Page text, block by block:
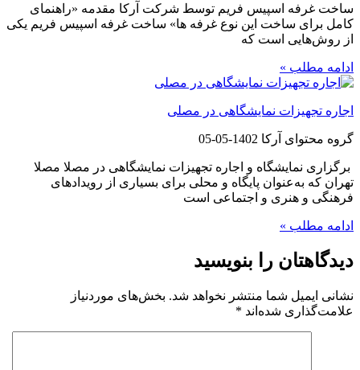
ساخت غرفه اسپیس فریم توسط شرکت آرکا مقدمه «راهنمای
کامل برای ساخت این نوع غرفه ها» ساخت غرفه اسپیس فریم یکی
از روش‌هایی است که
ادامه مطلب »
اجاره تجهیزات نمایشگاهی در مصلی
گروه محتوای آرکا 1402-05-05
برگزاری نمایشگاه و اجاره تجهیزات نمایشگاهی در مصلا مصلا
تهران که به‌عنوان پایگاه و محلی برای بسیاری از رویدادهای
فرهنگی و هنری و اجتماعی است
ادامه مطلب »
دیدگاهتان را بنویسید
نشانی ایمیل شما منتشر نخواهد شد. بخش‌های موردنیاز
علامت‌گذاری شده‌اند *